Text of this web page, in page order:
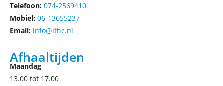
Telefoon: 074-2569410
Mobiel: 06-13655237
Email: info@ithc.nl
Afhaaltijden
Maandag
13.00 tot 17.00